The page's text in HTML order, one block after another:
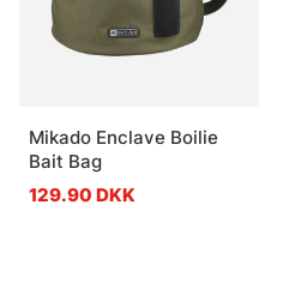
Mikado Enclave Boilie
Bait Bag
129.90 DKK